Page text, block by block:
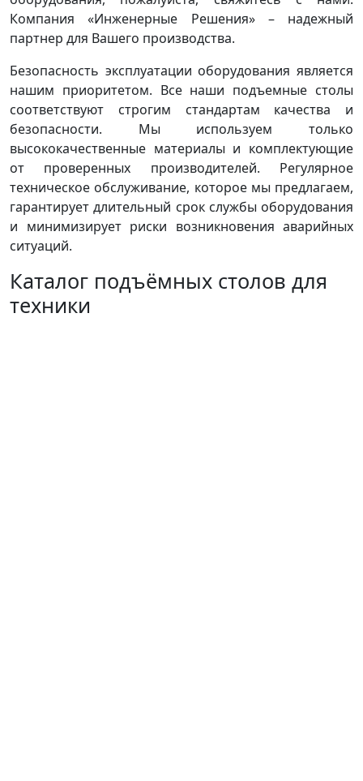
Компания «Инженерные Решения» – надежный
партнер для Вашего производства.
Безопасность эксплуатации оборудования является
нашим приоритетом. Все наши подъемные столы
соответствуют строгим стандартам качества и
безопасности. Мы используем только
высококачественные материалы и комплектующие
от проверенных производителей. Регулярное
техническое обслуживание, которое мы предлагаем,
гарантирует длительный срок службы оборудования
и минимизирует риски возникновения аварийных
ситуаций.
Каталог подъёмных столов для
техники